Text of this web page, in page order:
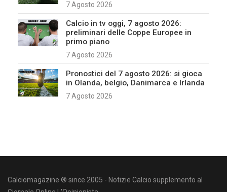
7 Agosto 2026
Calcio in tv oggi, 7 agosto 2026:
preliminari delle Coppe Europee in
primo piano
7 Agosto 2026
Pronostici del 7 agosto 2026: si gioca
in Olanda, belgio, Danimarca e Irlanda
7 Agosto 2026
Calciomagazine ® since 2005 - Notizie Calcio supplemento al